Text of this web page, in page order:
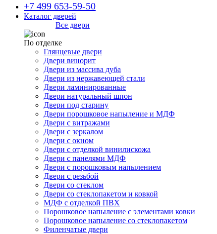
+7 499 653-59-50
Каталог дверей
Все двери
По отделке
Глянцевые двери
Двери винорит
Двери из массива дуба
Двери из нержавеющей стали
Двери ламинированные
Двери натуральный шпон
Двери под старину
Двери порошковое напыление и МДФ
Двери с витражами
Двери с зеркалом
Двери с окном
Двери с отделкой винилискожа
Двери с панелями МДФ
Двери с порошковым напылением
Двери с резьбой
Двери со стеклом
Двери со стеклопакетом и ковкой
МДФ с отделкой ПВХ
Порошковое напыление с элементами ковки
Порошковое напыление со стеклопакетом
Филенчатые двери